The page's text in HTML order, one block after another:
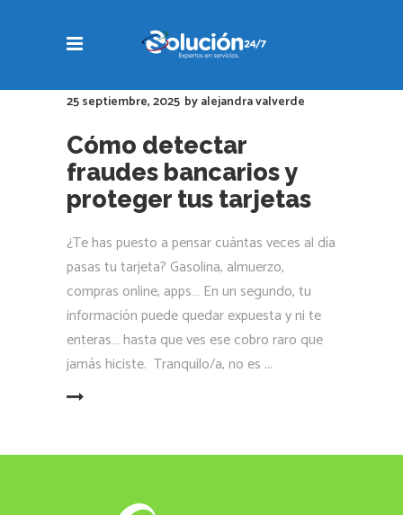
25 septiembre, 2025 byalejandra valverde
Cómo detectar
fraudes bancarios y
proteger tus tarjetas
¿Te has puesto a pensar cuántas veces al día
pasas tu tarjeta? Gasolina, almuerzo,
compras online, apps… En un segundo, tu
información puede quedar expuesta y ni te
enteras… hasta que ves ese cobro raro que
jamás hiciste. Tranquilo/a, no es